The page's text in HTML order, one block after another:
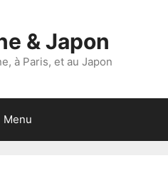
& Japon
à Paris, et au Japon
Menu